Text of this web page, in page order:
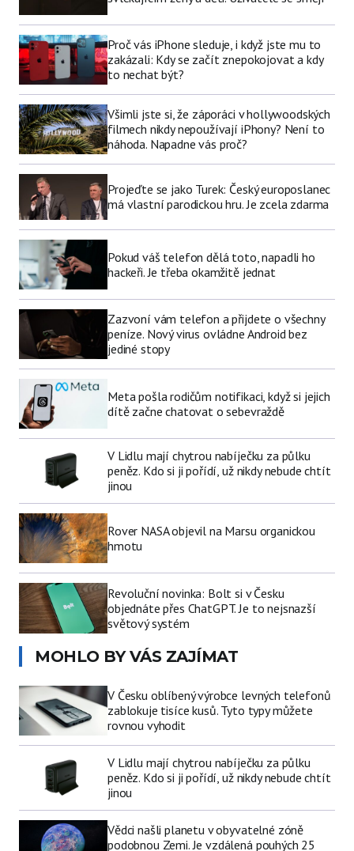
Proč vás iPhone sleduje, i když jste mu to
zakázali: Kdy se začít znepokojovat a kdy
to nechat být?
Všimli jste si, že záporáci v hollywoodských
filmech nikdy nepoužívají iPhony? Není to
náhoda. Napadne vás proč?
Projeďte se jako Turek: Český europoslanec
má vlastní parodickou hru. Je zcela zdarma
Pokud váš telefon dělá toto, napadli ho
hackeři. Je třeba okamžitě jednat
Zazvoní vám telefon a přijdete o všechny
peníze. Nový virus ovládne Android bez
jediné stopy
Meta pošla rodičům notifikaci, když si jejich
dítě začne chatovat o sebevraždě
V Lidlu mají chytrou nabíječku za půlku
peněz. Kdo si ji pořídí, už nikdy nebude chtít
jinou
Rover NASA objevil na Marsu organickou
hmotu
Revoluční novinka: Bolt si v Česku
objednáte přes ChatGPT. Je to nejsnazší
světový systém
MOHLO BY VÁS ZAJÍMAT
V Česku oblíbený výrobce levných telefonů
zablokuje tisíce kusů. Tyto typy můžete
rovnou vyhodit
V Lidlu mají chytrou nabíječku za půlku
peněz. Kdo si ji pořídí, už nikdy nebude chtít
jinou
Vědci našli planetu v obyvatelné zóně
podobnou Zemi. Je vzdálená pouhých 25